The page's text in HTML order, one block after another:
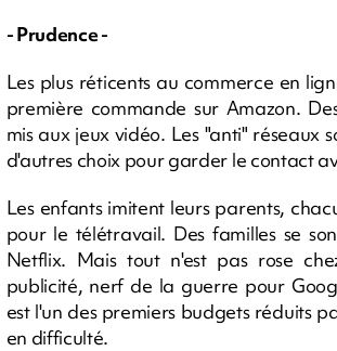
- Prudence -
Les plus réticents au commerce en
première commande sur Amazon.
mis aux jeux vidéo. Les "anti" réseaux
d'autres choix pour garder le contact
Les enfants imitent leurs parents,
pour le télétravail. Des familles se
Netflix. Mais tout n'est pas rose
publicité, nerf de la guerre pour
est l'un des premiers budgets réduits
en difficulté.